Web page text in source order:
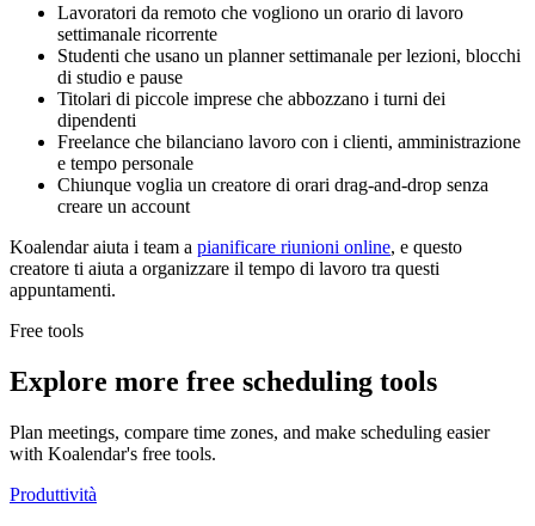
Lavoratori da remoto che vogliono un orario di lavoro
settimanale ricorrente
Studenti che usano un planner settimanale per lezioni, blocchi
di studio e pause
Titolari di piccole imprese che abbozzano i turni dei
dipendenti
Freelance che bilanciano lavoro con i clienti, amministrazione
e tempo personale
Chiunque voglia un creatore di orari drag-and-drop senza
creare un account
Koalendar aiuta i team a pianificare riunioni online, e questo
creatore ti aiuta a organizzare il tempo di lavoro tra questi
appuntamenti.
Free tools
Explore more free scheduling tools
Plan meetings, compare time zones, and make scheduling easier
with Koalendar's free tools.
Produttività